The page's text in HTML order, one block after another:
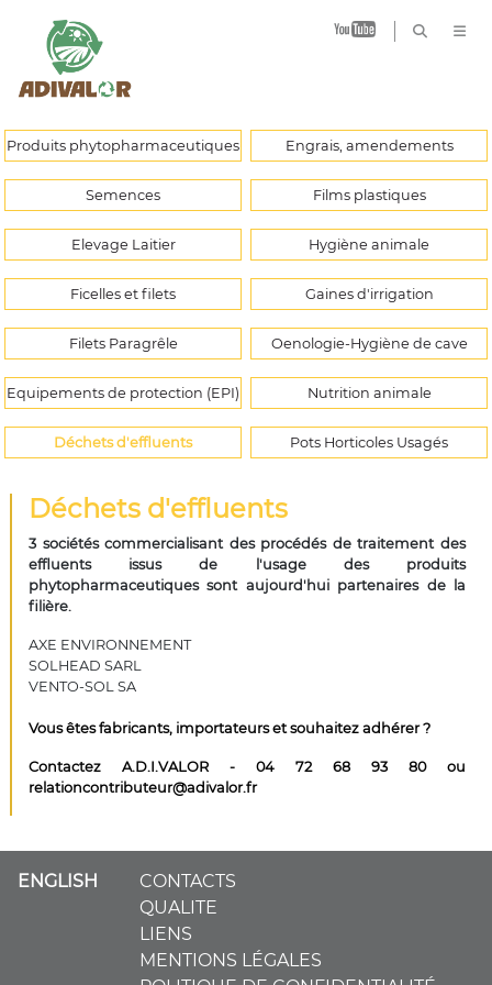
B
Produits phytopharmaceutiques Engrais, amendements
Semences Films plastiques
Elevage Laitier Hygiène animale
Ficelles et filets Gaines d'irrigation
Filets Paragrêle Oenologie-Hygiène de cave
Equipements de protection (EPI) Nutrition animale
Déchets d'effluents Pots Horticoles Usagés
Déchets d'effluents
3 sociétés commercialisant des procédés de traitement des
effluents issus de l'usage des produits
phytopharmaceutiques sont aujourd'hui partenaires de la
filière.
AXE ENVIRONNEMENT
SOLHEAD SARL
VENTO-SOL SA
Vous êtes fabricants, importateurs et souhaitez adhérer ?
Contactez A.D.I.VALOR - 04 72 68 93 80 ou
relationcontributeur@adivalor.fr
ENGLISH
CONTACTS
QUALITE
LIENS
MENTIONS LÉGALES